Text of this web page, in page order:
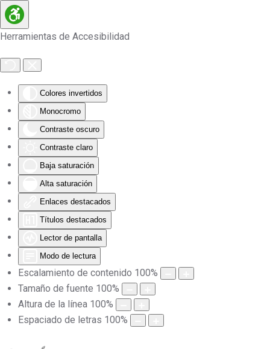
Herramientas de Accesibilidad
Colores invertidos
Monocromo
Contraste oscuro
Contraste claro
Baja saturación
Alta saturación
Enlaces destacados
Títulos destacados
Lector de pantalla
Modo de lectura
Escalamiento de contenido 100%
Tamaño de fuente 100%
Altura de la línea 100%
Espaciado de letras 100%
Skip to main content